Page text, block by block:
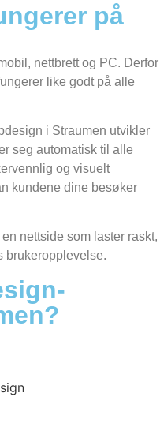
på
nettbrett og PC. Derfor
like godt på alle
i Straumen utvikler
seg automatisk til alle
og visuelt
kundene dine besøker
nettside som laster raskt,
brukeropplevelse.